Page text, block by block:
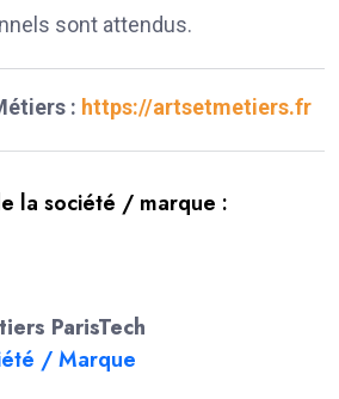
sont attendus.
: https://artsetmetiers.fr
la société / marque :
ParisTech
/ Marque